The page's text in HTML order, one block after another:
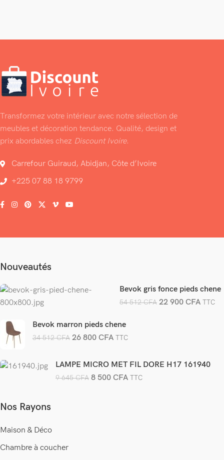
Transformez votre intérieur avec notre sélection de
meubles et décoration tendance. Qualité, design et
prix abordables chez Discount Ivoire.
Carrefour Guiraud, Abidjan, Côte d’Ivoire
+225 07 88 18 9799
Nouveautés
Bevok gris fonce pieds chene
54 512CFA 22 900 CFA TTC
Bevok marron pieds chene
34 512CFA 26 800CFA TTC
LAMPE MICRO MET FIL DORE H17 161940
9 645CFA 8 500CFA TTC
Nos Rayons
Maison & Déco
Chambre à coucher